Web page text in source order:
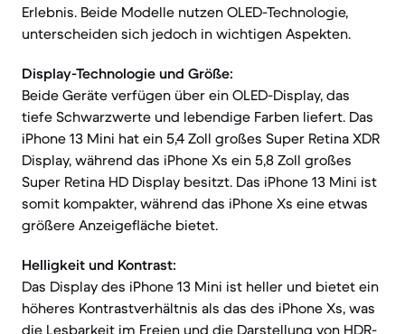
Erlebnis. Beide Modelle nutzen OLED-Technologie,
unterscheiden sich jedoch in wichtigen Aspekten.
Display-Technologie und Größe:
Beide Geräte verfügen über ein OLED-Display, das
tiefe Schwarzwerte und lebendige Farben liefert. Das
iPhone 13 Mini hat ein 5,4 Zoll großes Super Retina XDR
Display, während das iPhone Xs ein 5,8 Zoll großes
Super Retina HD Display besitzt. Das iPhone 13 Mini ist
somit kompakter, während das iPhone Xs eine etwas
größere Anzeigefläche bietet.
Helligkeit und Kontrast:
Das Display des iPhone 13 Mini ist heller und bietet ein
höheres Kontrastverhältnis als das des iPhone Xs, was
die Lesbarkeit im Freien und die Darstellung von HDR-